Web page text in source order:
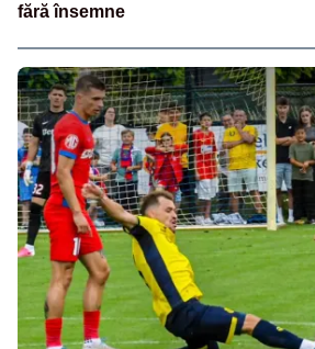
fără însemne